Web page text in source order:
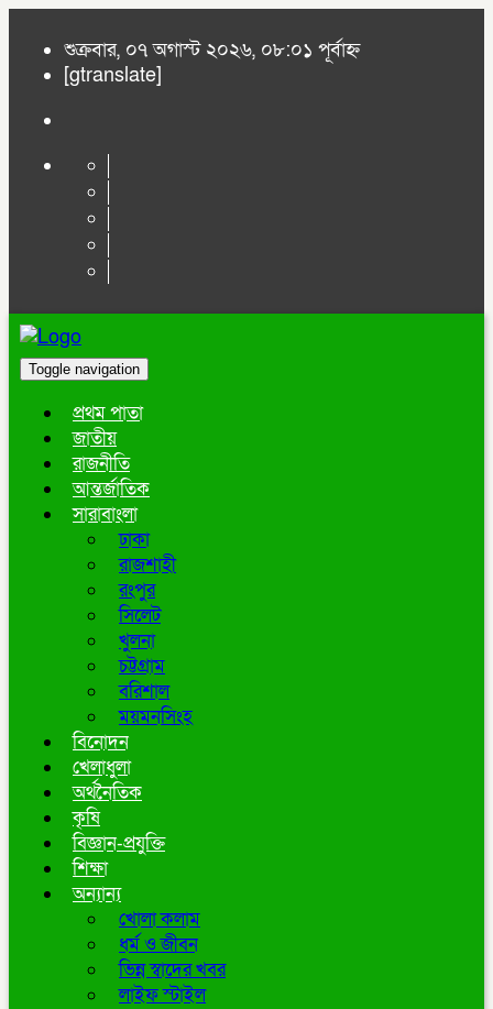
শুক্রবার, ০৭ অগাস্ট ২০২৬, ০৮:০১ পূর্বাহ্ন
[gtranslate]
Toggle navigation
প্রথম পাতা
জাতীয়
রাজনীতি
আন্তর্জাতিক
সারাবাংলা
ঢাকা
রাজশাহী
রংপুর
সিলেট
খুলনা
চট্টগ্রাম
বরিশাল
ময়মনসিংহ
বিনোদন
খেলাধুলা
অর্থনৈতিক
কৃষি
বিজ্ঞান-প্রযুক্তি
শিক্ষা
অন্যান্য
খোলা কলাম
ধর্ম ও জীবন
ভিন্ন স্বাদের খবর
লাইফ স্টাইল